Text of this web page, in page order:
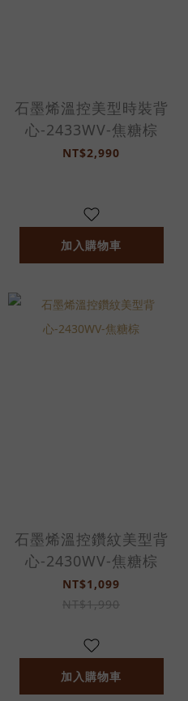
石墨烯溫控美型時裝背
心-2433WV-焦糖棕
NT$2,990
加入購物車
石墨烯溫控鑽紋美型背
心-2430WV-焦糖棕
NT$1,099
NT$1,990
加入購物車